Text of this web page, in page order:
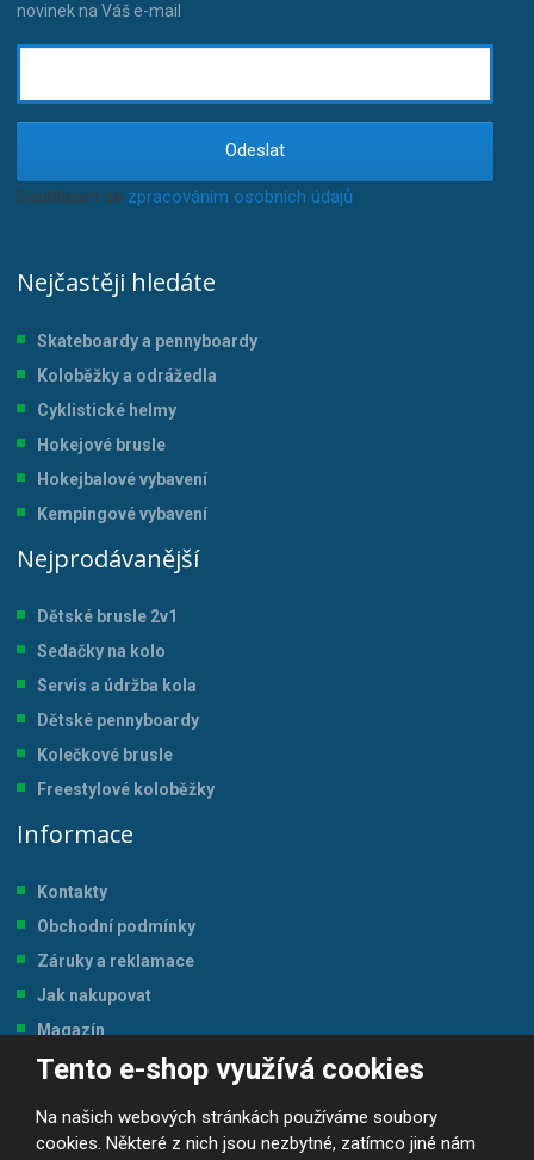
Tento e-shop využívá cookies
Na našich webových stránkách používáme soubory
cookies. Některé z nich jsou nezbytné, zatímco jiné nám
novinek na Váš e-mail
Odeslat
Souhlasím se zpracováním osobních údajů.
Nejčastěji hledáte
Skateboardy a pennyboardy
Koloběžky a odrážedla
Cyklistické helmy
Hokejové brusle
Hokejbalové vybavení
Kempingové vybavení
Nejprodávanější
Dětské brusle 2v1
Sedačky na kolo
Servis a údržba kola
Dětské pennyboardy
Kolečkové brusle
Freestylové koloběžky
Informace
Kontakty
Obchodní podmínky
Záruky a reklamace
Jak nakupovat
Magazín
Tabulka velikostí